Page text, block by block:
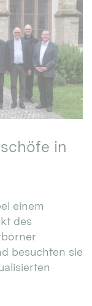
in
einem
des
besuchten sie